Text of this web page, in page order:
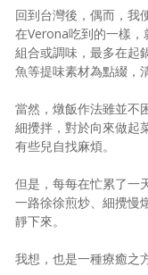
合作與代言
訂閱電子報
回到台灣後，偶而，我
在Verona吃到的一樣
組合或調味，最多在起
魚等提味素材為點綴，
當然，燉飯作法雖並不
細攪拌，對於向來做起
有些兒自找麻煩。
但是，每每在忙累了一
一路徐徐煎炒、細攪慢
靜下來。
我想，也是一種療癒之